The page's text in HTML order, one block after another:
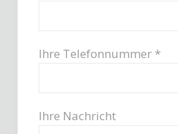
Ihre Telefonnummer *
Ihre Nachricht